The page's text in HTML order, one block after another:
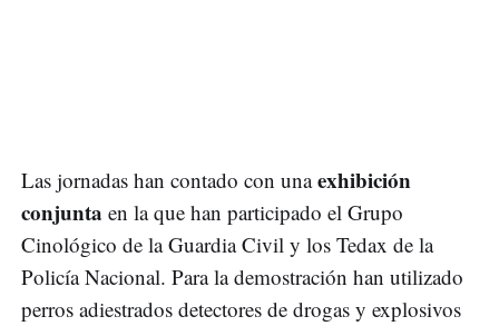
Las jornadas han contado con unaexhibición
conjunta en la que han participado el Grupo
Cinológico de la Guardia Civil y los Tedax de la
Policía Nacional. Para la demostración han utilizado
perros adiestrados detectores de drogas y explosivos